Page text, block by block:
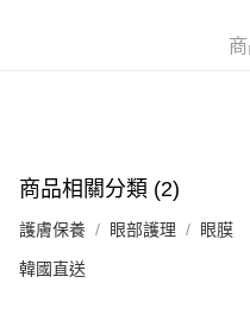
相關說明
銀行匯款 請將存款存到以下銀行
eshop@colourmix-
送貨方式
付款後順豐自助櫃取貨
商品相關分類 (2)
護膚保養 眼部護理 眼膜
韓國直送